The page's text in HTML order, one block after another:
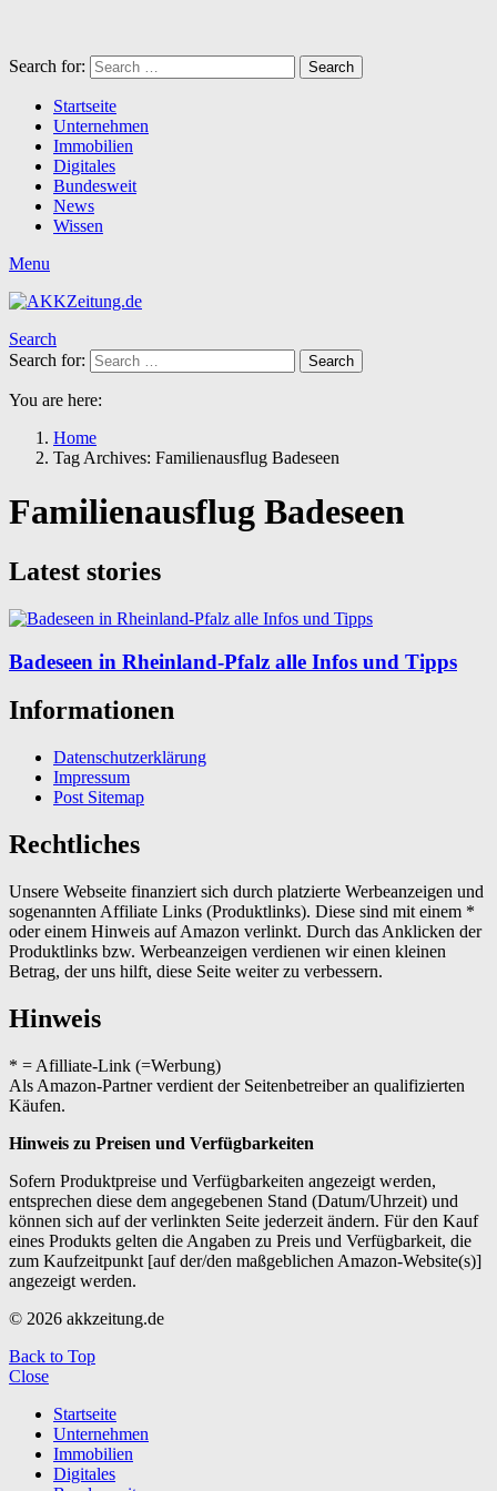
Search for: Search
Startseite
Unternehmen
Immobilien
Digitales
Bundesweit
News
Wissen
Menu
Search
Search for:
Search
You are here:
Home
Tag Archives: Familienausflug Badeseen
Familienausflug Badeseen
Latest stories
Badeseen in Rheinland-Pfalz alle Infos und Tipps
Informationen
Datenschutzerklärung
Impressum
Post Sitemap
Rechtliches
Unsere Webseite finanziert sich durch platzierte Werbeanzeigen und
sogenannten Affiliate Links (Produktlinks). Diese sind mit einem *
oder einem Hinweis auf Amazon verlinkt. Durch das Anklicken der
Produktlinks bzw. Werbeanzeigen verdienen wir einen kleinen
Betrag, der uns hilft, diese Seite weiter zu verbessern.
Hinweis
* = Afilliate-Link (=Werbung)
Als Amazon-Partner verdient der Seitenbetreiber an qualifizierten
Käufen.
Hinweis zu Preisen und Verfügbarkeiten
Sofern Produktpreise und Verfügbarkeiten angezeigt werden,
entsprechen diese dem angegebenen Stand (Datum/Uhrzeit) und
können sich auf der verlinkten Seite jederzeit ändern. Für den Kauf
eines Produkts gelten die Angaben zu Preis und Verfügbarkeit, die
zum Kaufzeitpunkt [auf der/den maßgeblichen Amazon-Website(s)]
angezeigt werden.
© 2026 akkzeitung.de
Back to Top
Close
Startseite
Unternehmen
Immobilien
Digitales